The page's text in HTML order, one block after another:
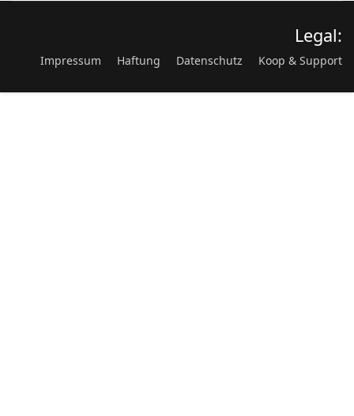
Legal:
Impressum Haftung Datenschutz Koop & Support